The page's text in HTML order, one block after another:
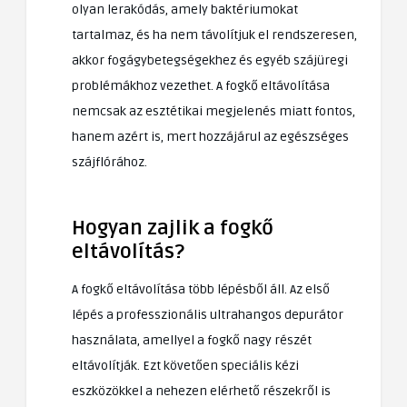
olyan lerakódás, amely baktériumokat
tartalmaz, és ha nem távolítjuk el rendszeresen,
akkor fogágybetegségekhez és egyéb szájüregi
problémákhoz vezethet. A fogkő eltávolítása
nemcsak az esztétikai megjelenés miatt fontos,
hanem azért is, mert hozzájárul az egészséges
szájflórához.
Hogyan zajlik a fogkő
eltávolítás?
A fogkő eltávolítása több lépésből áll. Az első
lépés a professzionális ultrahangos depurátor
használata, amellyel a fogkő nagy részét
eltávolítják. Ezt követően speciális kézi
eszközökkel a nehezen elérhető részekről is